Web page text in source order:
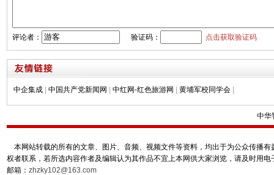
评论者： 验证码： 点击获取验证码
中企集成 中国共产党新闻网 中红网-红色旅游网 黄埔军校同学会
中华
本网站转载的所有的文章、图片、音频、视频文件等资料，均出于为公众传播
权者联系，若所选内容作者及编辑认为其作品不宜上本网供大家浏览，请及时用
邮箱： zhzky102@163.com